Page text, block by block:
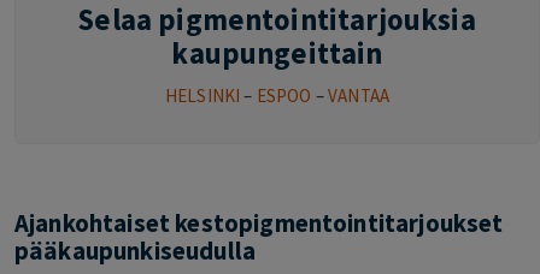
Selaa pigmentointitarjouksia
kaupungeittain
HELSINKI – ESPOO –VANTAA
Ajankohtaiset kestopigmentointitarjoukset
pääkaupunkiseudulla